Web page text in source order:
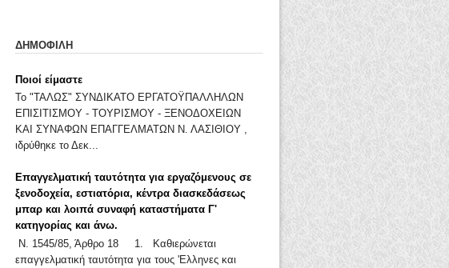
ΔΗΜΟΦΙΛΗ
Ποιοί είμαστε
Το "ΤΑΛΩΣ" ΣΥΝΔΙΚΑΤΟ ΕΡΓΑΤΟΫΠΑΛΛΗΛΩΝ
ΕΠΙΣΙΤΙΣΜΟΥ - ΤΟΥΡΙΣΜΟΥ - ΞΕΝΟΔΟΧΕΙΩΝ
ΚΑΙ ΣΥΝΑΦΩΝ ΕΠΑΓΓΕΛΜΑΤΩΝ Ν. ΛΑΣΙΘΙΟΥ ,
ιδρύθηκε το Δεκ...
Επαγγελματική ταυτότητα για εργαζόμενους σε
ξενοδοχεία, εστιατόρια, κέντρα διασκεδάσεως
μπαρ και λοιπά συναφή καταστήματα Γ'
κατηγορίας και άνω.
Ν. 1545/85, Άρθρο 18 1. Καθιερώνεται
επαγγελματική ταυτότητα για τους 'Ελληνες και